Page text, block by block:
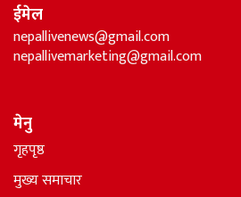
ईमेल
nepallivenews@gmail.com
nepallivemarketing@gmail.com
मेनु
गृहपृष्ठ
मुख्य समाचार